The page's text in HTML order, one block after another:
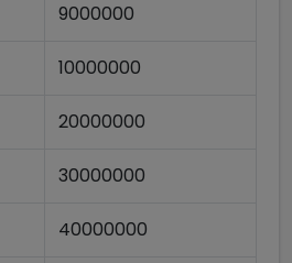
9000000
10000000
20000000
30000000
40000000